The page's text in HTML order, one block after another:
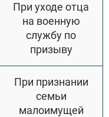
При уходе отца
на военную
службу по
призыву
При признании
семьи
малоимущей